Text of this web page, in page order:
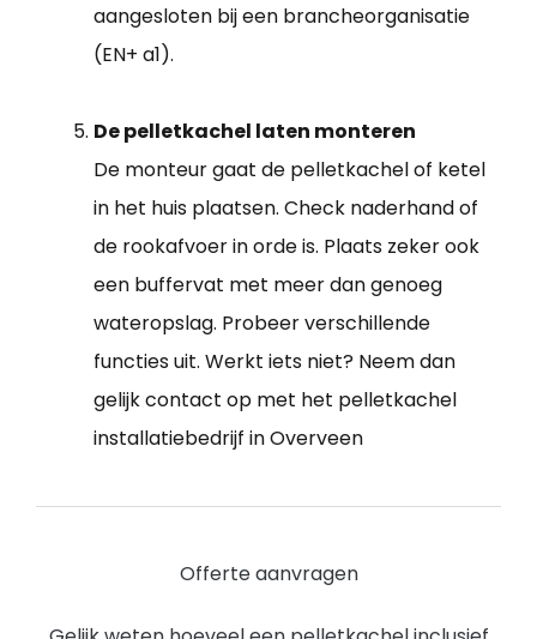
aangesloten bij een brancheorganisatie
(EN+ a1).
De pelletkachel laten monteren
De monteur gaat de pelletkachel of ketel
in het huis plaatsen. Check naderhand of
de rookafvoer in orde is. Plaats zeker ook
een buffervat met meer dan genoeg
wateropslag. Probeer verschillende
functies uit. Werkt iets niet? Neem dan
gelijk contact op met het pelletkachel
installatiebedrijf in Overveen
Offerte aanvragen